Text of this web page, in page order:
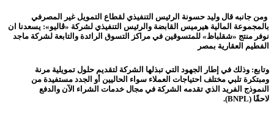
ومن جانبه قال وليد حسونة الرئيس التنفيذي لقطاع التمويل غير المصرفي
بالمجموعة المالية هيرميس القابضة والرئيس التنفيذي لشركة «ڤاليو»: يسعدنا ان
نوفر منتج «شقلباظ» للمتسوقين في مراكز التسوق الرائدة والتابعة لشركة ماجد
الفطيم العقارية بمصر
وتابع: وذلك في إطار الجهود التي تبذلها الشركة لتقديم حلول تمويلية مرنة
ومبتكرة تلبي مختلف احتياجات العملاء سواء الحاليين أو الجدد مستفيدة من
النموذج الفريد الذي تقدمه الشركة في مجال خدمات الشراء الآن والدفع
لاحقًا (BNPL)
.